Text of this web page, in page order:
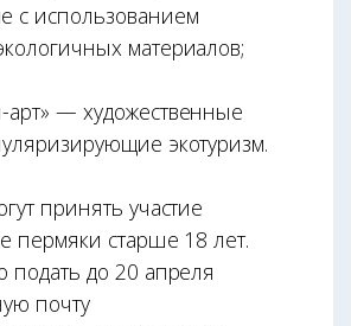
с использованием
материалов;
— художественные
экотуризм.
принять участие
пермяки старше 18 лет.
подать до 20 апреля
почту